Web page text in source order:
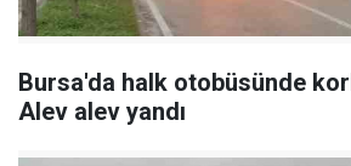
Bursa'da halk otobüsünde
Alev alev yandı